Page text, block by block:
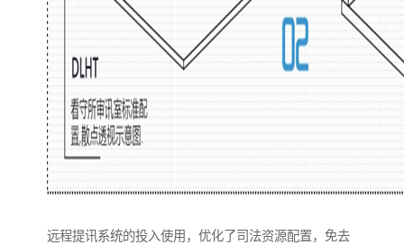
远程提讯系统的投入使用，优化了司法资源配置，免去